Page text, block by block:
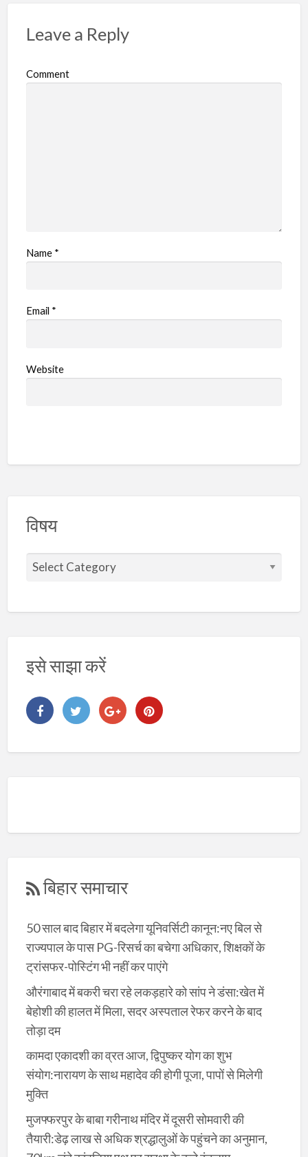
Leave a Reply
Comment
Name *
Email *
Website
विषय
इसे साझा करें
बिहार समाचार
50 साल बाद बिहार में बदलेगा यूनिवर्सिटी कानून:नए बिल से
राज्यपाल के पास PG-रिसर्च का बचेगा अधिकार, शिक्षकों के
ट्रांसफर-पोस्टिंग भी नहीं कर पाएंगे
औरंगाबाद में बकरी चरा रहे लकड़हारे को सांप ने डंसा:खेत में
बेहोशी की हालत में मिला, सदर अस्पताल रेफर करने के बाद
तोड़ा दम
कामदा एकादशी का व्रत आज, द्विपुष्कर योग का शुभ
संयोग:नारायण के साथ महादेव की होगी पूजा, पापों से मिलेगी
मुक्ति
मुजफ्फरपुर के बाबा गरीनाथ मंदिर में दूसरी सोमवारी की
तैयारी:डेढ़ लाख से अधिक श्रद्धालुओं के पहुंचने का अनुमान,